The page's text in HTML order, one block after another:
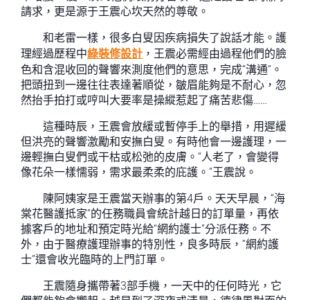
請求，更是源于王震心坎天然的尊敬。
和老雷一樣，很多白叟因疾病損失了說話才能。護
理經過歷程中綠裝修設計 ，王震必需經由過程他們的臉
色和含混收回的聲響來測度他們的意思，完成“溝通”。
把頭扭到一邊往往表達著順從，皺眉能夠是不耐心，忽
然抬手拍打或哼叫大要率是操縱惹起了痛苦悲傷……
這種時辰，王震會放緩或暫停手上的舉措，用遲緩
但洪亮的聲響激勵和安撫白叟。有時他會一邊護理，一
邊輕撫白叟們或干枯或松弛的皮膚。“人老了，會變得
像花朵一樣懦弱，需求最柔柔的庇護。”王震說。
陳阿姨家是王震當天辦事的第4戶。天天早晨，“海
棠花醫護抵家”的任務職員會統計越日的訂單量，再依
據客戶的地址和預定時光給“網約護士”分派任務。不
外，由于醫療護理辦事的特別性，良多時辰，“網約護
士”還會收光臨時的上門訂單。
王震隨身攜帶著3部手機，一天中的任何時光，它